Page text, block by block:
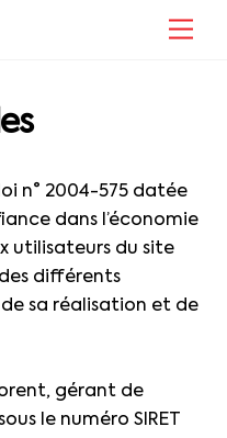
n° 2004-575 datée
dans l’économie
utilisateurs du site
différents
sa réalisation et de
gérant de
le numéro SIRET